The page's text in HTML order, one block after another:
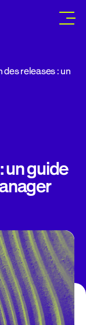
des releases : un
un guide